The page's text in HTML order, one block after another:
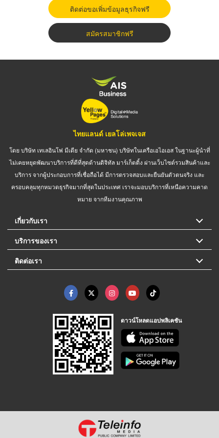
ติดต่อขอเพิ่มข้อมูลธุรกิจฟรี
สมัครสมาชิกฟรี
ไทยแลนด์ เยลโล่เพจเจส
โดย บริษัท เทเลอินโฟ มีเดีย จำกัด (มหาชน) บริษัทในเครือเอไอเอส ในฐานะผู้นำที่
ไม่เคยหยุดพัฒนาบริการที่ดีที่สุดด้านดิจิทัล มาร์เก็ตติ้ง ผ่านเว็บไซต์รวมสินค้าและ
บริการ จากผู้ประกอบการที่เชื่อถือได้ มีการตรวจสอบและยืนยันตัวตนจริง และ
ครอบคลุมทุกหมวดธุรกิจมากที่สุดในประเทศ เราจะมอบบริการที่เหนือความคาด
หมาย จากทีมงานคุณภาพ
เกี่ยวกับเรา
บริการของเรา
ติดต่อเรา
ดาวน์โหลดแอปพลิเคชัน